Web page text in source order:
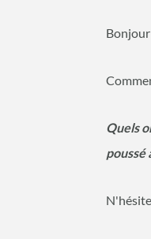
Quels
poussé